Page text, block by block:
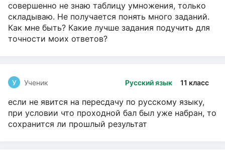
совершенно не знаю таблицу умножения, только
складываю. Не получается понять много заданий.
Как мне быть? Какие лучше задания подучить для
точности моих ответов?
Русский язык 11 класс
У Ученик
если не явится на пересдачу по русскому языку,
при условии что проходной бал был уже набран, то
сохранится ли прошлый результат